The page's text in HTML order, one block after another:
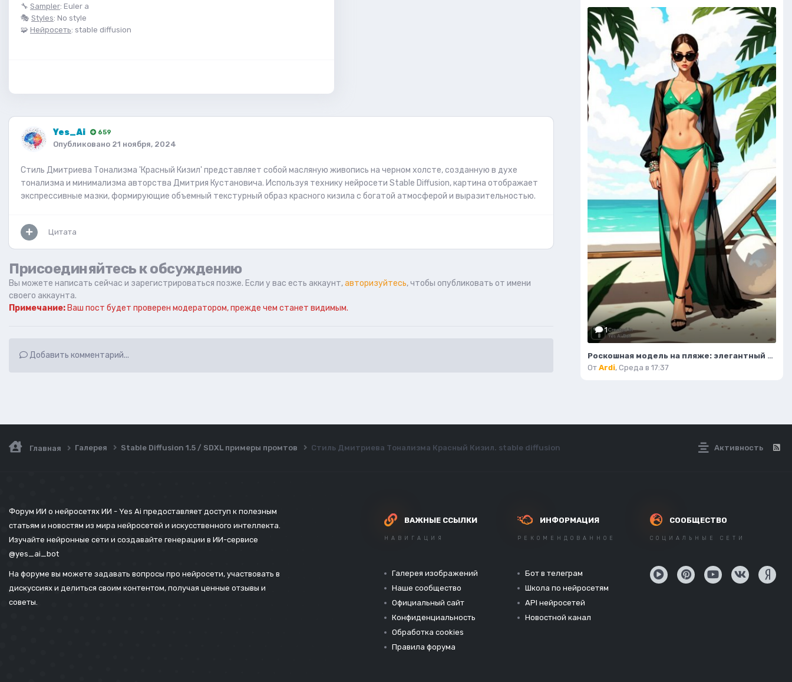
🔧 Sampler: Euler a
🎭 Styles: No style
🧩 Нейросеть: stable diffusion
Yes_Ai 659
Опубликовано 21 ноября, 2024
Стиль Дмитриева Тонализма 'Красный Кизил' представляет собой масляную живопись на черном холсте, созданную в духе
тонализма и минимализма авторства Дмитрия Кустановича. Используя технику нейросети Stable Diffusion, картина отображает
экспрессивные мазки, формирующие объемный текстурный образ красного кизила с богатой атмосферой и выразительностью.
Цитата
Присоединяйтесь к обсуждению
Вы можете написать сейчас и зарегистрироваться позже. Если у вас есть аккаунт,авторизуйтесь, чтобы опубликовать от имени
своего аккаунта.
Примечание: Ваш пост будет проверен модератором, прежде чем станет видимым.
Добавить комментарий...
1
Роскошная модель на пляже: элегантный силуэт и изысканный стиль. Картинка из нейросети Flux.1
От Ardi, Среда в 17:37
Активность
Главная Галерея Stable Diffusion 1.5 / SDXL примеры промтов Стиль Дмитриева Тонализма Красный Кизил. stable diffusion
Форум ИИ о нейросетях ИИ - Yes Ai предоставляет доступ к полезным
статьям и новостям из мира нейросетей и искусственного интеллекта.
Изучайте нейронные сети и создавайте генерации в ИИ-сервисе
@yes_ai_bot
На форуме вы можете задавать вопросы про нейросети, участвовать в
дискуссиях и делиться своим контентом, получая ценные отзывы и
советы.
ВАЖНЫЕ ССЫЛКИ
НАВИГАЦИЯ
Галерея изображений
Наше сообщество
Официальный сайт
Конфиденциальность
Обработка cookies
Правила форума
ИНФОРМАЦИЯ
РЕКОМЕНДОВАННОЕ
Бот в телеграм
Школа по нейросетям
API нейросетей
Новостной канал
СООБЩЕСТВО
СОЦИАЛЬНЫЕ СЕТИ